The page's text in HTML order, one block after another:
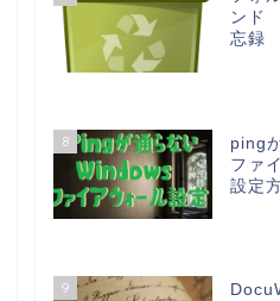
ンド
忘録
8
ping
ファ
設定
9